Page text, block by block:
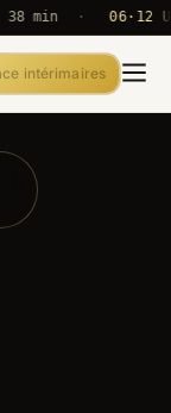
· 06·12 UTC
intérimaires